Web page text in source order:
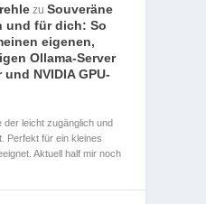
zuSouveräne
und für dich: So
eigenen,
Ollama-Server
NVIDIA GPU-
der leicht zugänglich und
Perfekt für ein kleines
Aktuell half mir noch